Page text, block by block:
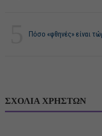
Πόσο «φθηνές» είναι
ΣΧΟΛΙΑ ΧΡΗΣΤΩΝ